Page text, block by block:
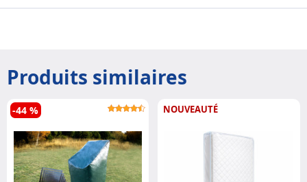
Produits similaires
-44 % NOUVEAUTÉ